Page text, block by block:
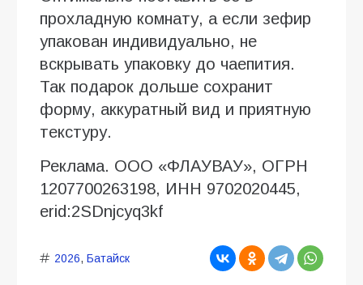
прохладную комнату, а если зефир
упакован индивидуально, не
вскрывать упаковку до чаепития.
Так подарок дольше сохранит
форму, аккуратный вид и приятную
текстуру.
Реклама. ООО «ФЛАУВАУ», ОГРН
1207700263198, ИНН 9702020445,
erid:2SDnjcyq3kf
2026, Батайск